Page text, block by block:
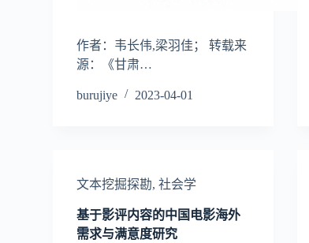
作者：韦长伟,梁羽佳； 转载来
源：《甘肃…
burujiye 2023-04-01
文本挖掘探勘,社会学
基于影评内容的中国电影海外
需求与满意度研究